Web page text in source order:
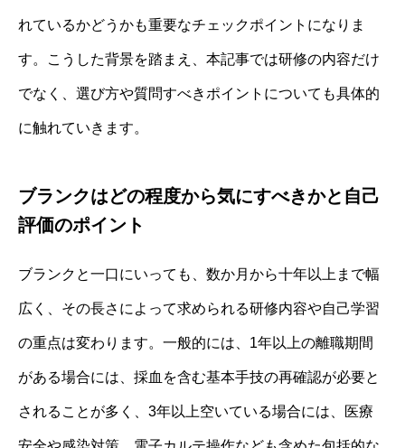
れているかどうかも重要なチェックポイントになりま
す。こうした背景を踏まえ、本記事では研修の内容だけ
でなく、選び方や質問すべきポイントについても具体的
に触れていきます。
ブランクはどの程度から気にすべきかと自己
評価のポイント
ブランクと一口にいっても、数か月から十年以上まで幅
広く、その長さによって求められる研修内容や自己学習
の重点は変わります。一般的には、1年以上の離職期間
がある場合には、採血を含む基本手技の再確認が必要と
されることが多く、3年以上空いている場合には、医療